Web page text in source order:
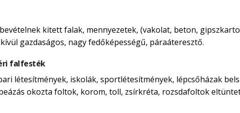
kitett falak, mennyezetek, (vakolat, beton,
gazdaságos, nagy fedőképességű, páraáteresztő.
falfesték
létesítmények, iskolák, sportlétesítmények, lépcsőházak
okozta foltok, korom, toll, zsírkréta, rozsdafoltok